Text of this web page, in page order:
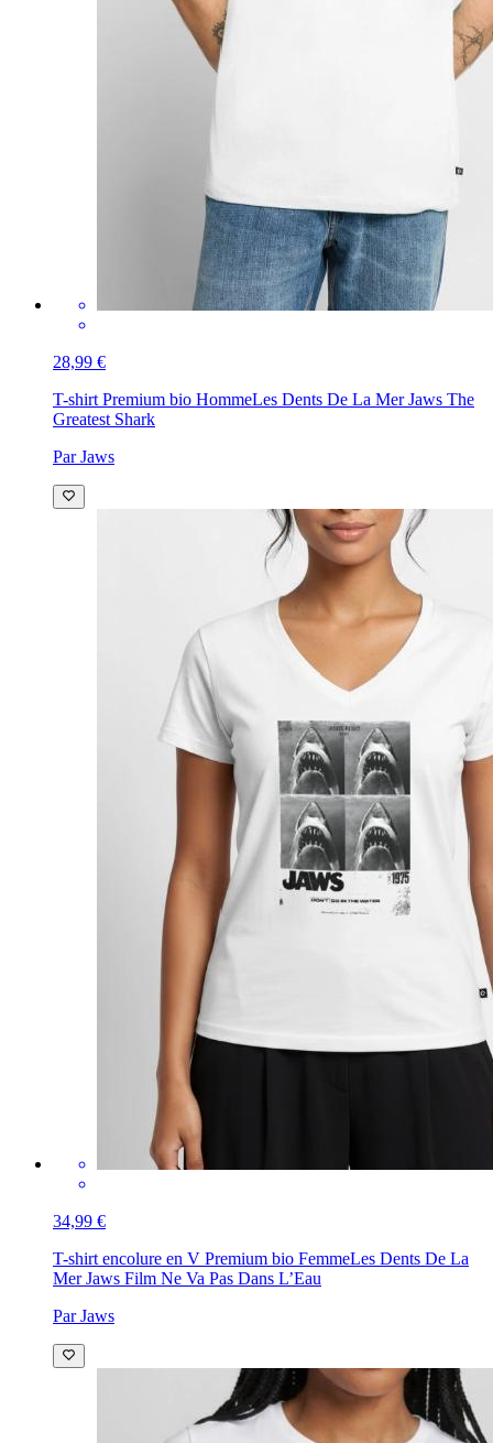
28,99 €
T-shirt Premium bio HommeLes Dents De La Mer Jaws The
Greatest Shark
Par Jaws
34,99 €
T-shirt encolure en V Premium bio FemmeLes Dents De La
Mer Jaws Film Ne Va Pas Dans L’Eau
Par Jaws